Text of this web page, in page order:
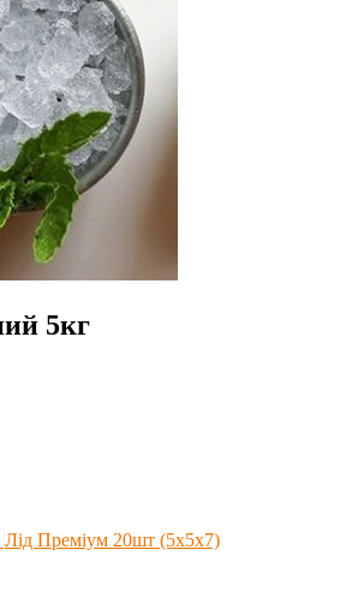
5кг
Лід Преміум 20шт (5х5х7)